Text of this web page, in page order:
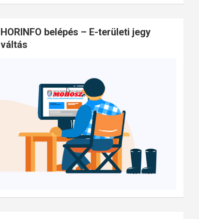
HORINFO belépés – E-területi jegy
váltás